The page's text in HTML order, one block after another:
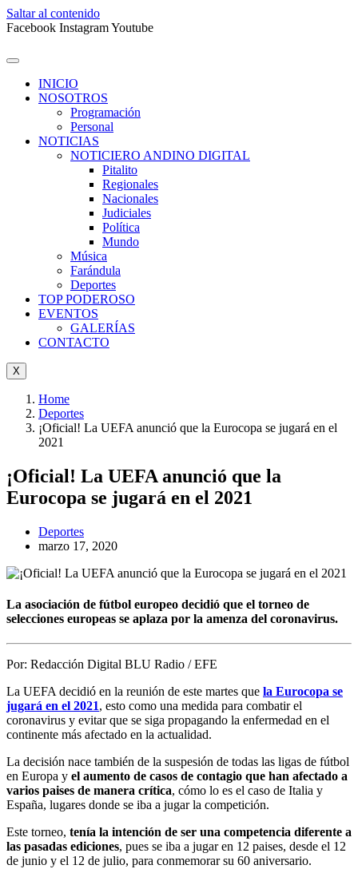
Saltar al contenido
Facebook InstagramYoutube
INICIO
NOSOTROS
Programación
Personal
NOTICIAS
NOTICIERO ANDINO DIGITAL
Pitalito
Regionales
Nacionales
Judiciales
Política
Mundo
Música
Farándula
Deportes
TOP PODEROSO
EVENTOS
GALERÍAS
CONTACTO
X
Home
Deportes
¡Oficial! La UEFA anunció que la Eurocopa se jugará en el
2021
¡Oficial! La UEFA anunció que la
Eurocopa se jugará en el 2021
Deportes
marzo 17, 2020
La asociación de fútbol europeo decidió que el torneo de
selecciones europeas se aplaza por la amenza del coronavirus.
Por: Redacción Digital BLU Radio / EFE
La UEFA decidió en la reunión de este martes que la Eurocopa se
jugará en el 2021, esto como una medida para combatir el
coronavirus y evitar que se siga propagando la enfermedad en el
continente más afectado en la actualidad.
La decisión nace también de la suspesión de todas las ligas de fútbol
en Europa y el aumento de casos de contagio que han afectado a
varios paises de manera crítica, cómo lo es el caso de Italia y
España, lugares donde se iba a jugar la competición.
Este torneo, tenía la intención de ser una competencia diferente a
las pasadas ediciones, pues se iba a jugar en 12 paises, desde el 12
de junio y el 12 de julio, para conmemorar su 60 aniversario.